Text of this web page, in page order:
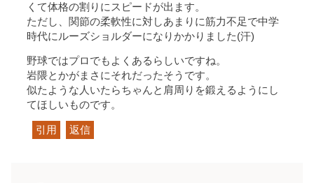
くて体格の割りにスピードが出ます。
ただし、関節の柔軟性に対しあまりに筋力不足で中学
時代にルーズショルダーになりかかりました(汗)
野球ではプロでもよくあるらしいですね。
岩隈とかがまさにそれだったそうです。
似たような人いたらちゃんと肩周りを鍛えるようにし
てほしいものです。
引用 返信